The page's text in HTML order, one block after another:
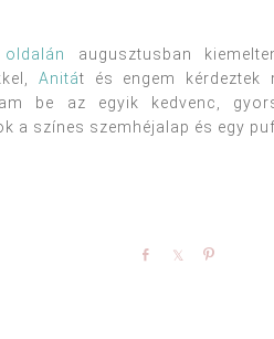
augusztusban
Anitát és engem kérdeztek
be az egyik kedvenc,
a színes szemhéjalap és egy
Share Share